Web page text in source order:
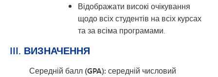
Відображати високі очікування
щодо всіх студентів на всіх курсах
та за всіма програмами.
III. ВИЗНАЧЕННЯ
Середній балл (GPA): середній числовий